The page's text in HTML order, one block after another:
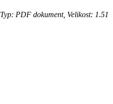
Typ: PDF dokument, Velikost: 1.51